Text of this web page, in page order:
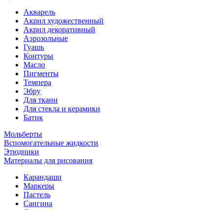
Акварель
Акрил художественный
Акрил декоративный
Аэрозольные
Гуашь
Контуры
Масло
Пигменты
Темпера
Эбру
Для ткани
Для стекла и керамики
Батик
Мольберты
Вспомогательные жидкости
Этюдники
Материалы для рисования
Карандаши
Маркеры
Пастель
Сангина